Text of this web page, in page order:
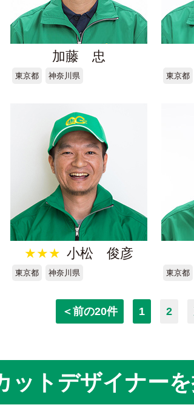
加藤 忠
東京都 神奈川県 東京都
★★★ 小松 俊彦
東京都 神奈川県 東京都
＜前の20件 1 2
ットデザイナー